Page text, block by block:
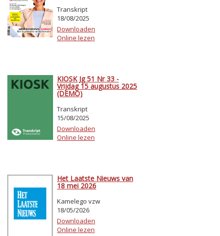
Transkript
18/08/2025
Downloaden
Online lezen
KIOSK Jg 51 Nr 33 -
Vrijdag 15 augustus 2025
(DEMO)
Transkript
15/08/2025
Downloaden
Online lezen
Het Laatste Nieuws van
18 mei 2026
Kamelego vzw
18/05/2026
Downloaden
Online lezen